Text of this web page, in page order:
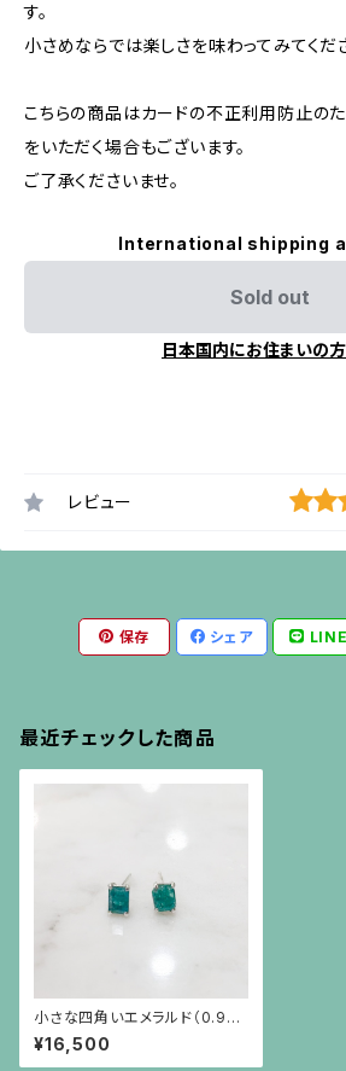
す。
小さめならでは楽しさを味わってみてくだ
こちらの商品はカードの不正利用防止の
をいただく場合もございます。
ご了承くださいませ。
International shipping
Sold out
日本国内にお住まいの
レビュー
保存 シェア LINE
最近チェックした商品
小さな四角いエメラルド（0.92c
t）のピアス（シルバーポスト）
¥16,500